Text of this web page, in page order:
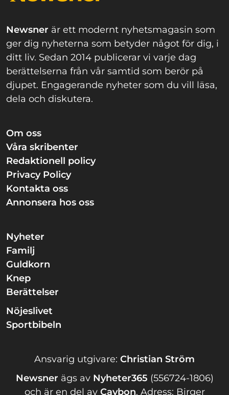
Newsner är ett modernt nyhetsmagasin som
ger dig nyheterna som betyder något för dig, i
ditt liv. Sedan 2014 publicerar vi varje dag
berättelserna från vår samtid som berör på
djupet. Engagerande nyheter som du vill läsa,
dela och diskutera.
Om oss
Våra skribenter
Redaktionell policy
Privacy Policy
Kontakta oss
Annonsera hos oss
Nyheter
Familj
Guldkorn
Knep
Berättelser
Nöjeslivet
Sportbibeln
Ansvarig utgivare: Christian Ström
Newsner ägs av Nyheter365 (556724-1806)
och är en del av Caybon. Adress: Birger